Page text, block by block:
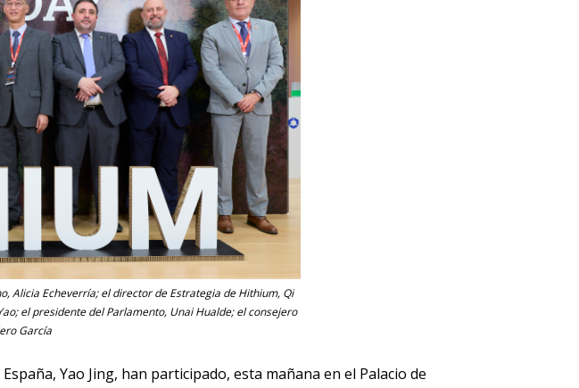
Alicia Echeverría; el director de Estrategia de Hithium, Qi
el presidente del Parlamento, Unai Hualde; el consejero
García
Yao Jing, han participado, esta mañana en el Palacio de